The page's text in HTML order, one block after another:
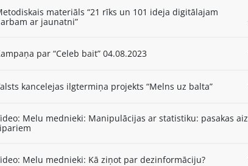
materiāls “21 rīks un 101 ideja digitālajam
ar jaunatni”
par “Celeb bait” 04.08.2023
kancelejas ilgtermiņa projekts “Melns uz balta”
Melu mednieki: Manipulācijas ar statistiku: pasakas aiz
Melu mednieki: Kā ziņot par dezinformāciju?